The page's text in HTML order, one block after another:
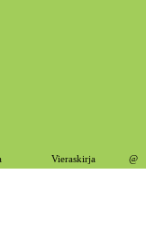
Vieraskirja @